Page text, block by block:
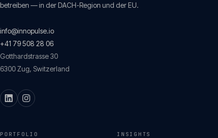
betreiben — in der DACH-Region und der EU.
info@innopulse.io
+41 79 508 28 06
Gotthardstrasse 30
6300 Zug, Switzerland
PORTFOLIO INSIGHTS